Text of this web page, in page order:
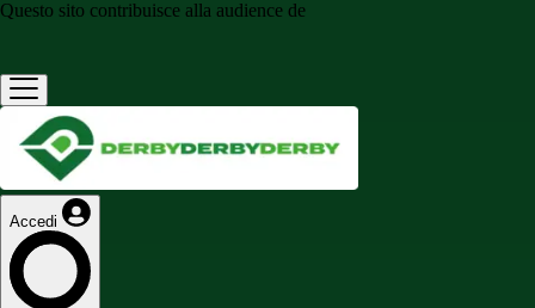
Questo sito contribuisce alla audience de
Accedi